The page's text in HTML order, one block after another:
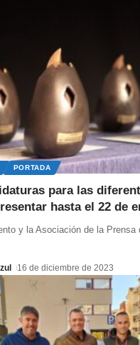
PORTADA
para las
hasta el 22 de
y la Asociación de la Prensa
16 de diciembre de 2023